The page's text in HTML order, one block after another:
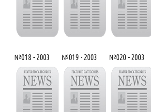
№018 - 2003 №019 - 2003 №020 - 2003